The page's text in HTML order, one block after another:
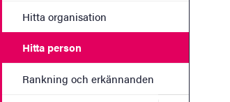
Hitta organisation
Hitta person
Rankning och erkännanden